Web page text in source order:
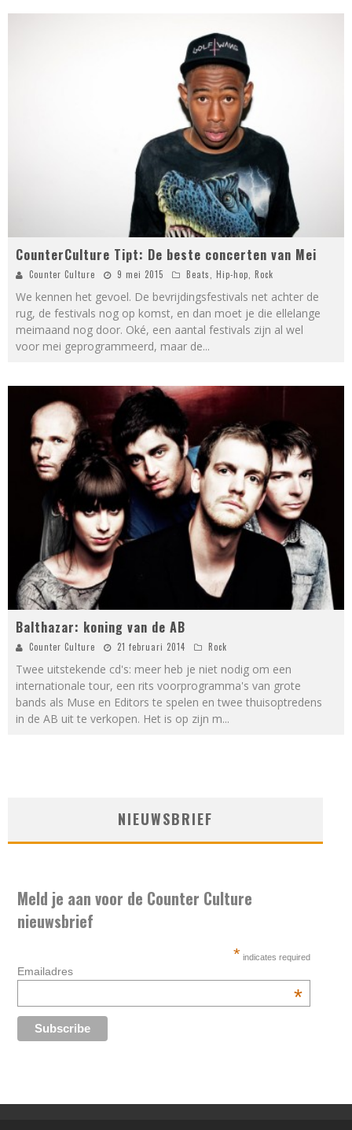
CounterCulture Tipt: De beste concerten van Mei
Counter Culture 9 mei 2015 Beats Hip-hop Rock
We kennen het gevoel. De bevrijdingsfestivals net achter de
rug, de festivals nog op komst, en dan moet je die ellelange
meimaand nog door. Oké, een aantal festivals zijn al wel
voor mei geprogrammeerd, maar de...
Balthazar: koning van de AB
Counter Culture 21 februari 2014 Rock
Twee uitstekende cd's: meer heb je niet nodig om een
internationale tour, een rits voorprogramma's van grote
bands als Muse en Editors te spelen en twee thuisoptredens
in de AB uit te verkopen. Het is op zijn m...
NIEUWSBRIEF
Meld je aan voor de Counter Culture
nieuwsbrief
* indicates required
Emailadres
*